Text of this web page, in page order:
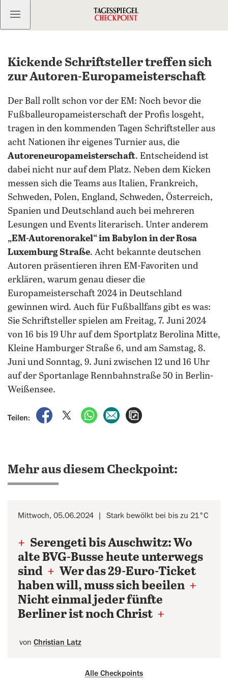
Kostenlos anmelden
Kickende Schriftsteller treffen sich
zur Autoren-Europameisterschaft
Der Ball rollt schon vor der EM: Noch bevor die
Fußballeuropameisterschaft der Profis losgeht,
tragen in den kommenden Tagen Schriftsteller aus
acht Nationen ihr eigenes Turnier aus, die
Autoreneuropameisterschaft. Entscheidend ist
dabei nicht nur auf dem Platz. Neben dem Kicken
messen sich die Teams aus Italien, Frankreich,
Schweden, Polen, England, Schweden, Österreich,
Spanien und Deutschland auch bei mehreren
Lesungen und Events literarisch. Unter anderem
„EM-Autorenorakel“ im Babylon in der Rosa
Luxemburg Straße. Acht bekannte deutschen
Autoren präsentieren ihren EM-Favoriten und
erklären, warum genau dieser die
Europameisterschaft 2024 in Deutschland
gewinnen wird. Auch für Fußballfans gibt es was:
Sie Schriftsteller spielen am Freitag, 7. Juni 2024
von 16 bis 19 Uhr auf dem Sportplatz Berolina Mitte,
Kleine Hamburger Straße 6, und am Samstag, 8.
Juni und Sonntag, 9. Juni zwischen 12 und 16 Uhr
auf der Sportanlage Rennbahnstraße 50 in Berlin-
Weißensee.
Teilen:
auf Facebook teilen
auf X teilenper WhatsApp teilen
per E-Mail teilen
Mehr aus diesem Checkpoint:
Mittwoch, 05.06.2024 Stark bewölkt bei bis zu 21°C
+ Serengeti bis Auschwitz: Wo
alte BVG-Busse heute unterwegs
sind + Wer das 29-Euro-Ticket
haben will, muss sich beeilen +
Nicht einmal jeder fünfte
Berliner ist noch Christ +
von Christian Latz
Alle Checkpoints